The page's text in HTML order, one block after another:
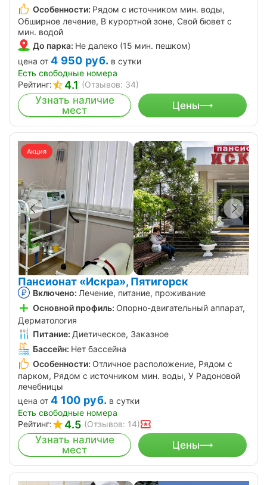
Особенности: Рядом с источником мин. воды,
Обширное лечение, В курортной зоне, Свой бювет с
мин. водой
До парка: Не далеко (15 мин. пешком)
цена от 4 950 руб. в сутки
Есть свободные номера
Рейтинг:
4.1 (Отзывов: 34)
Узнать наличие
мест
Цены
Акция
Пансионат «Искра», Пятигорск
Включено: Лечение, питание, проживание
Основной профиль: Опорно-двигательный аппарат,
Дерматология
Питание: Диетическое, Заказное
Бассейн: Нет бассейна
Особенности: Отличное расположение, Рядом с
парком, Рядом с источником мин. воды, У Радоновой
лечебницы
цена от 4 100 руб. в сутки
Есть свободные номера
Рейтинг:
4.5 (Отзывов: 14)
Узнать наличие
мест
Цены